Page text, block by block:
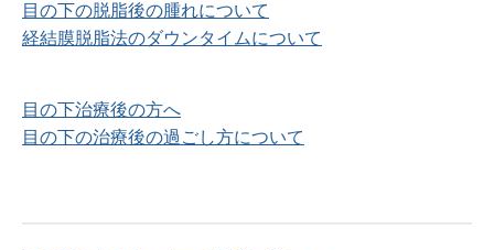
目の下の脱脂後の腫れについて
経結膜脱脂法のダウンタイムについて
目の下治療後の方へ
目の下の治療後の過ごし方について